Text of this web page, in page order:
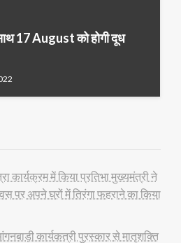
17 August को होगी दूध
कार्यक्रम में किया प्रतिभा मुख्यमंत्री ने
पर अपने घरों में तिरंगा फहराने का किया
कार्यकत्री पुरस्कार से मातृशक्ति